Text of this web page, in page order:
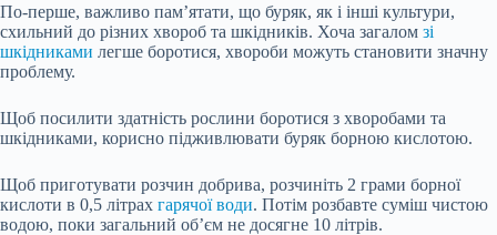
По-перше, важливо пам’ятати, що буряк, як і інші культури,
схильний до різних хвороб та шкідників. Хоча загалом зі
шкідниками легше боротися, хвороби можуть становити значну
проблему.
Щоб посилити здатність рослини боротися з хворобами та
шкідниками, корисно підживлювати буряк борною кислотою.
Щоб приготувати розчин добрива, розчиніть 2 грами борної
кислоти в 0,5 літрах гарячої води. Потім розбавте суміш чистою
водою, поки загальний об’єм не досягне 10 літрів.